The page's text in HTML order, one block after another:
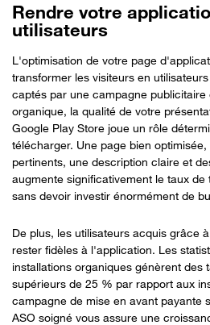
Rendre votre
utilisateurs
L'optimisation de votre page
transformer les visiteurs en
captés par une campagne
organique, la qualité de votre
Google Play Store joue un rôle
télécharger. Une page bien
pertinents, une description claire et
augmente significativement le taux
sans devoir investir énormément de
De plus, les utilisateurs acquis grâce
rester fidèles à l'application. Les
installations organiques génèrent des
supérieurs de 25 % par rapport aux
campagne de mise en avant payante
ASO soigné vous assure une